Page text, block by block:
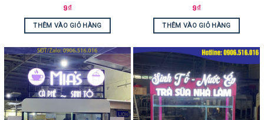
9₫
THÊM VÀO GIỎ HÀNG
9₫
THÊM VÀO GIỎ HÀNG